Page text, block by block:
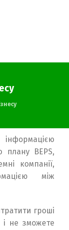
плану BEPS,
компанії,
між
гроші
не зможете